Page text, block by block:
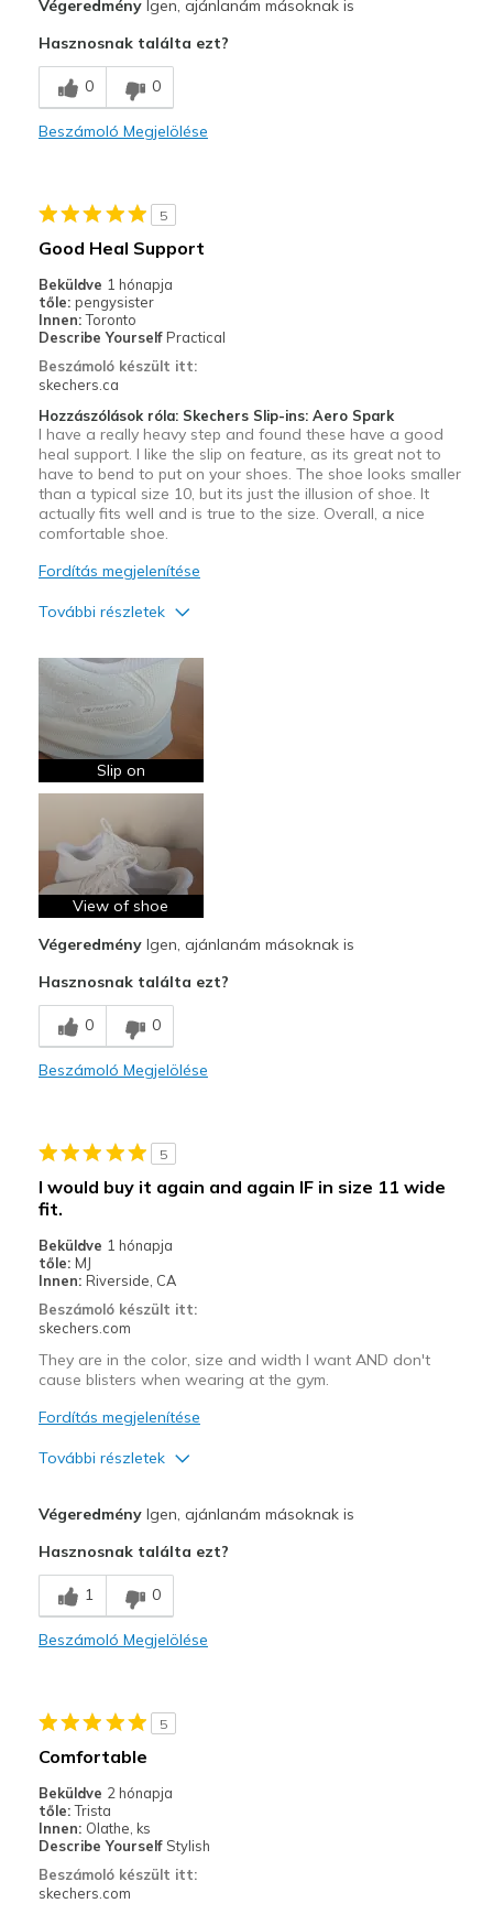
Sizing
Feels true to size
View On Shoes
I'm Into Shoes
VégeredményIgen, ajánlanám másoknak is
Hasznosnak találta ezt?
0 0
Beszámoló Megjelölése
5
Good Heal Support
Beküldve 1 hónapja
tőle: pengysister
Innen: Toronto
Describe Yourself Practical
Beszámoló készült itt:
skechers.ca
Hozzászólások róla: Skechers Slip-ins: Aero Spark
I have a really heavy step and found these have a good
heal support. I like the slip on feature, as its great not to
have to bend to put on your shoes. The shoe looks smaller
than a typical size 10, but its just the illusion of shoe. It
actually fits well and is true to the size. Overall, a nice
comfortable shoe.
Fordítás megjelenítése
További részletek
Attractive Design
Breathe Well
Comfortable
Stylish
Legjobb használat
Going Out
Travel
Width
Feels true to width
Slip on
View of shoe
VégeredményIgen, ajánlanám másoknak is
Hasznosnak találta ezt?
0 0
Beszámoló Megjelölése
5
I would buy it again and again IF in size 11 wide
fit.
Beküldve 1 hónapja
tőle: MJ
Innen: Riverside, CA
Beszámoló készült itt:
skechers.com
They are in the color, size and width I want AND don't
cause blisters when wearing at the gym.
Fordítás megjelenítése
További részletek
Breathe Well
Comfortable
Legjobb használat
Width
Sizing
Feels true to size
View On Shoes
I'm Into Shoes
VégeredményIgen, ajánlanám másoknak is
Hasznosnak találta ezt?
1 0
Beszámoló Megjelölése
5
Comfortable
Beküldve 2 hónapja
tőle: Trista
Innen: Olathe, ks
Describe Yourself Stylish
Beszámoló készült itt:
skechers.com